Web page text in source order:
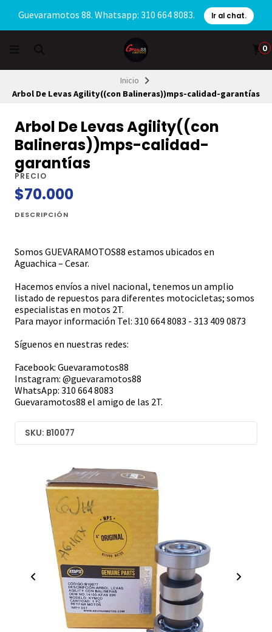
Guevaramotos 88. Whatsapp: 310 664 8083. Ir al chat.
0
Inicio
Arbol De Levas Agility((con Balineras))mps-calidad-garantías
Arbol De Levas Agility((con
Balineras))mps-calidad-
garantías
PRECIO
$70.000
DESCRIPCIÓN
Somos GUEVARAMOTOS88 estamos ubicados en
Aguachica – Cesar.
Hacemos envíos a nivel nacional, tenemos un amplio
listado de repuestos para diferentes motocicletas; somos
especialistas en motos 2T.
Para mayor información Tel: 310 664 8083 - 313 409 0873
Síguenos en nuestras redes:
Facebook: Guevaramotos88
Instagram: @guevaramotos88
WhatsApp: 310 664 8083
Guevaramotos88 el amigo de las 2T.
SKU: B10077